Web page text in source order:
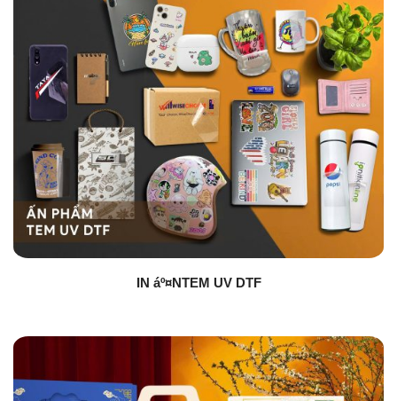
IN áº¤NTEM UV DTF